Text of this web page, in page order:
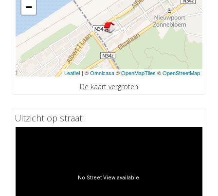
−
Leaflet| ©Omnicasa©OpenMapTiles ©OpenStreetMap
De kaart vergroten
Uitzicht op straat